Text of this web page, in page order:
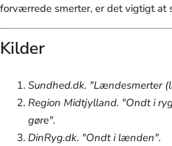
forværrede smerter, er det vigtigt at
Kilder
Sundhed.dk. "Lændesmerter
Region Midtjylland. "Ondt i
gøre".
DinRyg.dk. "Ondt i lænden".